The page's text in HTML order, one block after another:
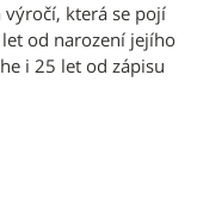
která se pojí
od narození jejího
i 25 let od zápisu